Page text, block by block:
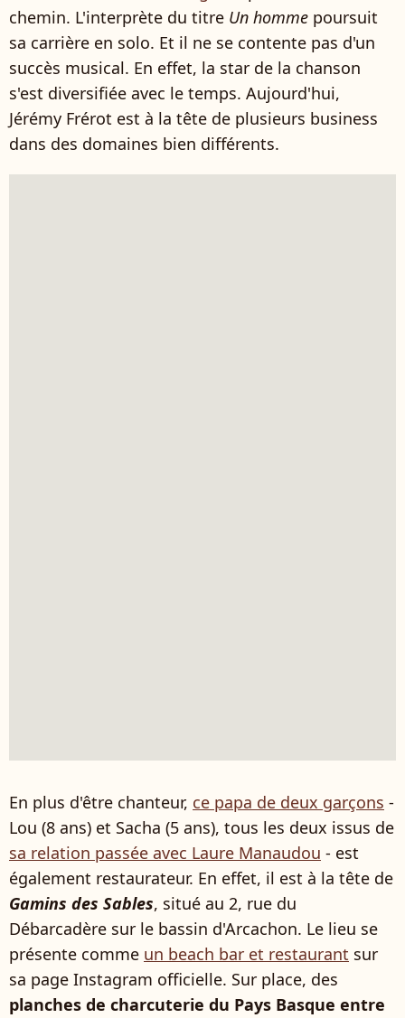
chemin. L'interprète du titre Un homme poursuit
sa carrière en solo. Et il ne se contente pas d'un
succès musical. En effet, la star de la chanson
s'est diversifiée avec le temps. Aujourd'hui,
Jérémy Frérot est à la tête de plusieurs business
dans des domaines bien différents.
En plus d'être chanteur, ce papa de deux garçons -
Lou (8 ans) et Sacha (5 ans), tous les deux issus de
sa relation passée avec Laure Manaudou - est
également restaurateur. En effet, il est à la tête de
Gamins des Sables, situé au 2, rue du
Débarcadère sur le bassin d'Arcachon. Le lieu se
présente comme un beach bar et restaurant sur
sa page Instagram officielle. Sur place, des
planches de charcuterie du Pays Basque entre